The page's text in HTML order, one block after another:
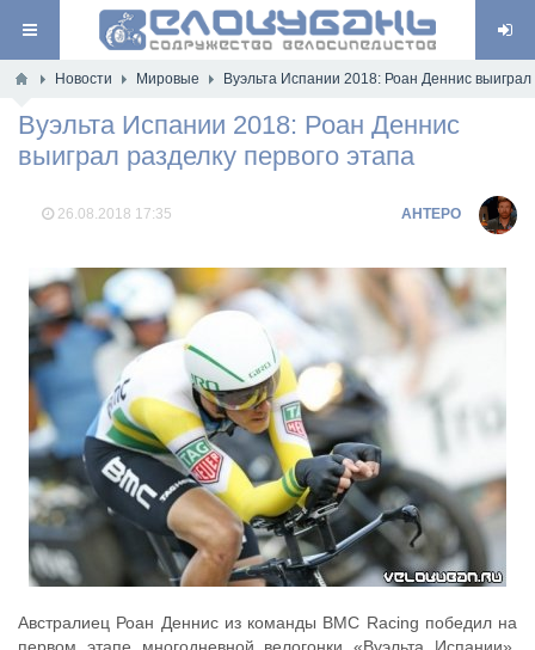
Новости Мировые Вуэльта Испании 2018: Роан Деннис выиграл
Вуэльта Испании 2018: Роан Деннис
выиграл разделку первого этапа
26.08.2018 17:35 AHTEPO
Австралиец Роан Деннис из команды BMC Racing победил на